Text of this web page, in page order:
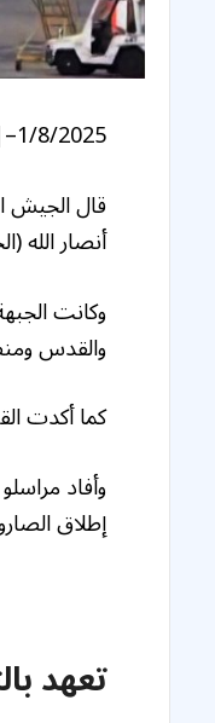
1/8/2025
–
قال الجيش
أنصار الله
وكانت
والقدس
كما أكدت القناة 12 الإسرائيلية أنه جرى إغلاق المجال الجوي الإسرائيلي في
وأفاد
إطلاق
تعهد